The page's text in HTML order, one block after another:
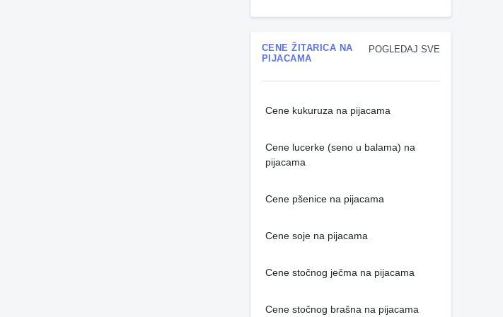
POGLEDAJ SVE
CENE ŽITARICA NA
PIJACAMA
Cene kukuruza na pijacama
Cene lucerke (seno u balama) na
pijacama
Cene pšenice na pijacama
Cene soje na pijacama
Cene stočnog ječma na pijacama
Cene stočnog brašna na pijacama